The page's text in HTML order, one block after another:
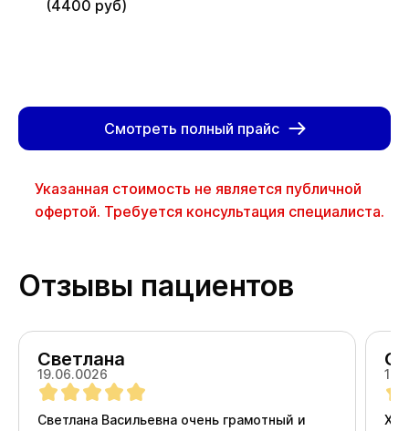
(4400 руб)
Смотреть полный прайс
Указанная стоимость не является публичной
офертой. Требуется консультация специалиста.
Отзывы пациентов
Светлана
19.06.0026
Светлана Васильевна очень грамотный и